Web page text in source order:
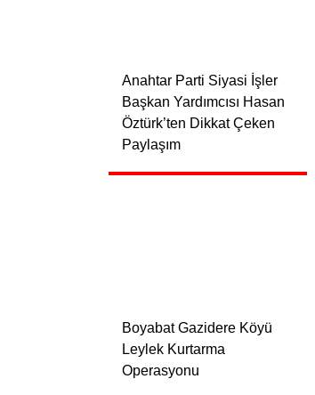
Anahtar Parti Siyasi İşler
Başkan Yardımcısı Hasan
Öztürk’ten Dikkat Çeken
Paylaşım
Boyabat Gazidere Köyü
Leylek Kurtarma
Operasyonu